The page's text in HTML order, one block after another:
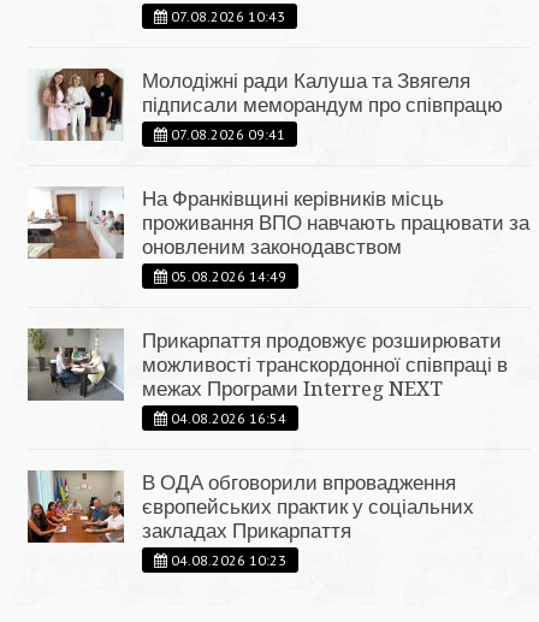
07.08.2026 10:43
Молодіжні ради Калуша та Звягеля
підписали меморандум про співпрацю
07.08.2026 09:41
На Франківщині керівників місць
проживання ВПО навчають працювати за
оновленим законодавством
05.08.2026 14:49
Прикарпаття продовжує розширювати
можливості транскордонної співпраці в
межах Програми Interreg NEXT
04.08.2026 16:54
В ОДА обговорили впровадження
європейських практик у соціальних
закладах Прикарпаття
04.08.2026 10:23